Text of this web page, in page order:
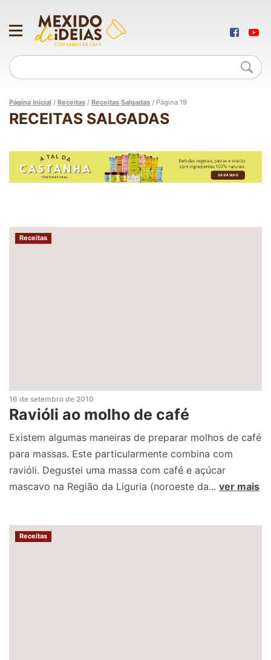
Página Inicial / Receitas / Receitas Salgadas / Página 19
RECEITAS SALGADAS
Receitas
16 de setembro de 2010
Ravióli ao molho de café
Existem algumas maneiras de preparar molhos de café
para massas. Este particularmente combina com
ravióli. Degustei uma massa com café e açúcar
mascavo na Região da Liguria (noroeste da... ver mais
Receitas